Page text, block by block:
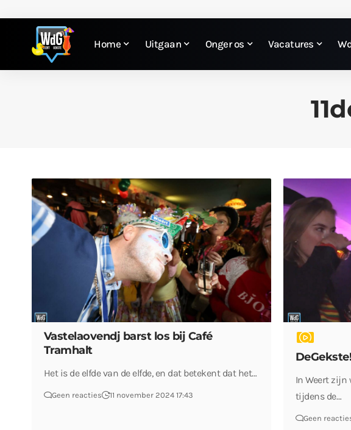
Home Uitgaan Onger os Vacatures
Vastelaovendj barst los bij Café
Tramhalt
Het is de elfde van de elfde, en dat betekent dat het…
Geen reacties 11 november 2024 17:43
In Weert zijn
tijdens de…
Geen